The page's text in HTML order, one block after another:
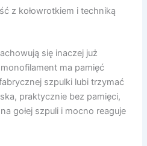
z kołowrotkiem i techniką
się inaczej już
ma pamięć
szpulki lubi trzymać
praktycznie bez pamięci,
gołej szpuli i mocno reaguje